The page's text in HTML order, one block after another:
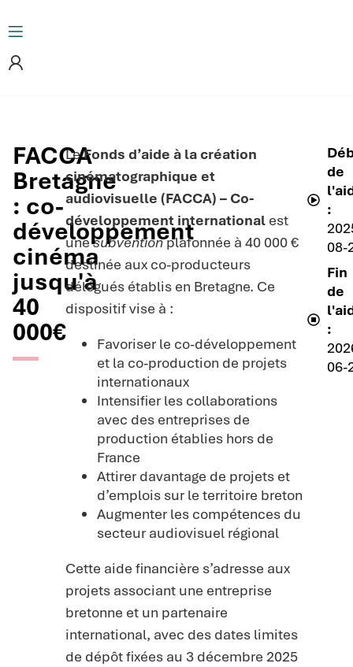
FACCA
Bretagne
: co-
développement
cinéma
jusqu'à
40
000€
LeFonds d’aide à la création
cinématographique et
audiovisuelle (FACCA) – Co-
développement internationalest
unesubventionplafonnée à 40 000 €
destinée aux co-producteurs
délégués établis en Bretagne. Ce
dispositif vise à :
Favoriser le co-développement
et la co-production de projets
internationaux
Intensifier les collaborations
avec des entreprises de
production établies hors de
France
Attirer davantage de projets et
d’emplois sur le territoire breton
Augmenter les compétences du
secteur audiovisuel régional
Cette aide financière s’adresse aux
projets associant une entreprise
bretonne et un partenaire
international, avec des dates limites
de dépôt fixées au 3 décembre 2025
de
:
08-
Fin
de
:
06-